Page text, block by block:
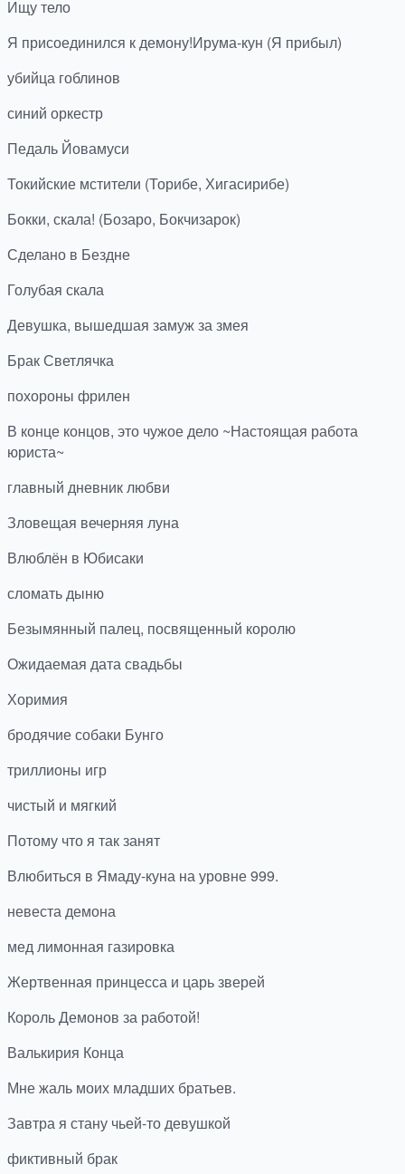
Ищу тело
Я присоединился к демону!Ирума-кун (Я прибыл)
убийца гоблинов
синий оркестр
Педаль Йовамуси
Токийские мстители (Торибе, Хигасирибе)
Бокки, скала! (Бозаро, Бокчизарок)
Сделано в Бездне
Голубая скала
Девушка, вышедшая замуж за змея
Брак Светлячка
похороны фрилен
В конце концов, это чужое дело ~Настоящая работа
юриста~
главный дневник любви
Зловещая вечерняя луна
Влюблён в Юбисаки
сломать дыню
Безымянный палец, посвященный королю
Ожидаемая дата свадьбы
Хоримия
бродячие собаки Бунго
триллионы игр
чистый и мягкий
Потому что я так занят
Влюбиться в Ямаду-куна на уровне 999.
невеста демона
мед лимонная газировка
Жертвенная принцесса и царь зверей
Король Демонов за работой!
Валькирия Конца
Мне жаль моих младших братьев.
Завтра я стану чьей-то девушкой
фиктивный брак